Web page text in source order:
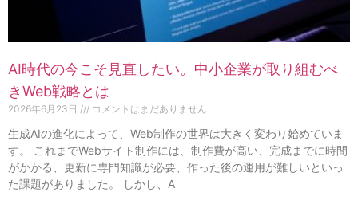
AI時代の今こそ見直したい。中小企業が取り組むべ
きWeb戦略とは
2026年6月23日 コメントはまだありません
生成AIの進化によって、Web制作の世界は大きく変わり始めていま
す。 これまでWebサイト制作には、制作費が高い、完成までに時間
がかかる、更新に専門知識が必要、作った後の運用が難しいといっ
た課題がありました。 しかし、A